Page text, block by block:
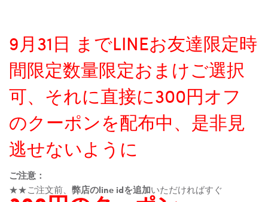
9月31日 までLINEお友達限定時
間限定数量限定おまけご選択
可、それに直接に300円オフ
のクーポンを配布中、是非見
逃せないように
ご注意：
★★ご注文前、 弊店のline idを追加いただければすぐ